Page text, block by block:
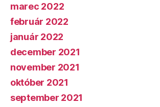
marec 2022
február 2022
január 2022
december 2021
november 2021
október 2021
september 2021